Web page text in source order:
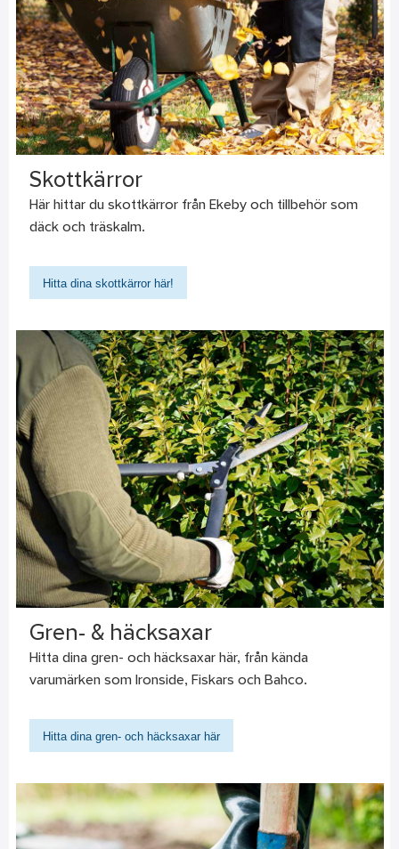
Skottkärror
Här hittar du skottkärror från Ekeby och tillbehör som
däck och träskalm.
Hitta dina skottkärror här!
Gren- & häcksaxar
Hitta dina gren- och häcksaxar här, från kända
varumärken som Ironside, Fiskars och Bahco.
Hitta dina gren- och häcksaxar här